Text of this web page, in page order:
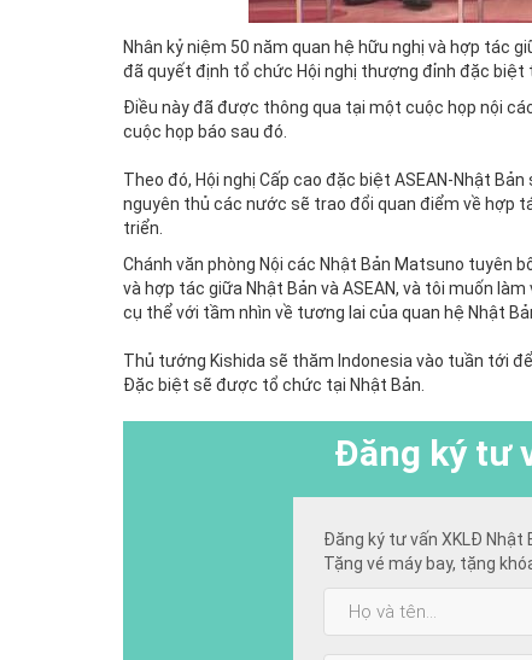
Nhân kỷ niệm 50 năm quan hệ hữu nghị và hợp tác
đã quyết định tổ chức Hội nghị thượng đỉnh đặc biệt
Điều này đã được thông qua tại một cuộc họp nội
cuộc họp báo sau đó.
Theo đó, Hội nghị Cấp cao đặc biệt ASEAN-Nhật
nguyên thủ các nước sẽ trao đổi quan điểm về hợp
triển.
Chánh văn phòng Nội các Nhật Bản Matsuno tuyên
và hợp tác giữa Nhật Bản và ASEAN, và tôi muốn
cụ thể với tầm nhìn về tương lai của quan hệ Nhật
Thủ tướng Kishida sẽ thăm Indonesia vào tuần tới
Đặc biệt sẽ được tổ chức tại Nhật Bản.
Đăng ký tư
Đăng ký tư vấn XKLĐ Nhật
Tặng vé máy bay, tặng